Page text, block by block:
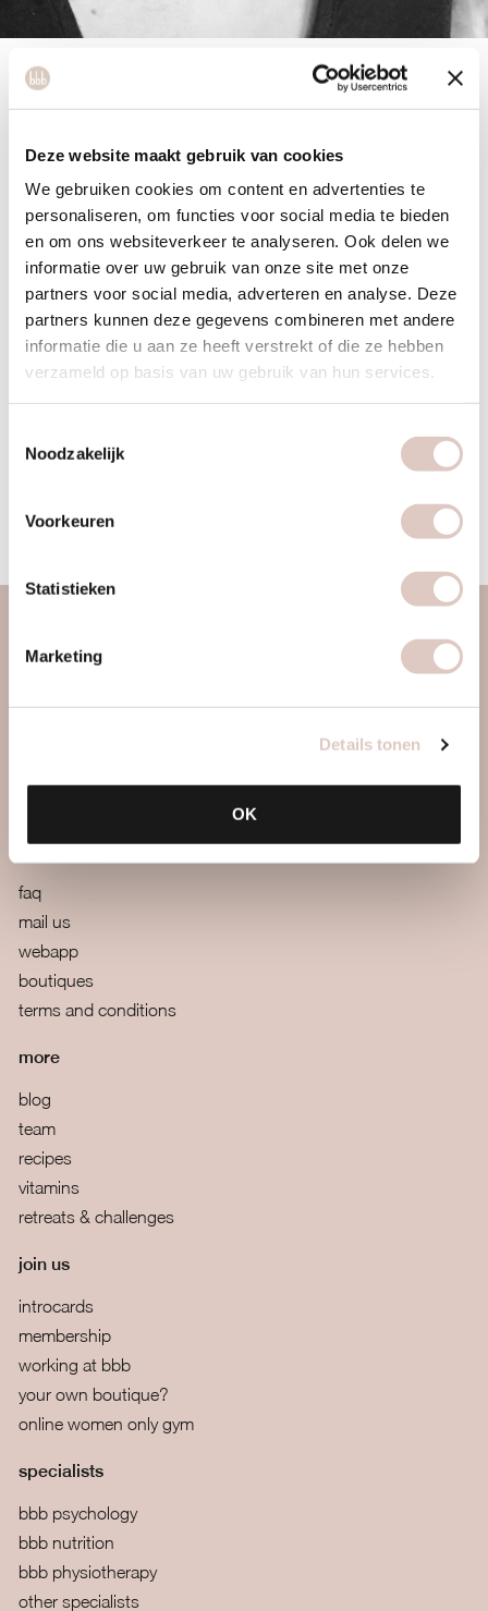
Deze website maakt gebruik van cookies
We gebruiken cookies om content en advertenties te
personaliseren, om functies voor social media te bieden
en om ons websiteverkeer te analyseren. Ook delen we
informatie over uw gebruik van onze site met onze
partners voor social media, adverteren en analyse. Deze
partners kunnen deze gegevens combineren met andere
informatie die u aan ze heeft verstrekt of die ze hebben
verzameld op basis van uw gebruik van hun services.
Noodzakelijk
Voorkeuren
Statistieken
Marketing
Details tonen
OK
Cristina
'I have been practicing yoga since I was very young, drawn
to the light and the sense of magic that my teachers brought
into my life. My journey led me to study Ayurveda. I deepened
limitations, and discover the golden compass within us that
guides us both on and off the mat. I honor your presence
and dedication, and I am grateful to share this journey with
contact
faq
mail us
webapp
boutiques
terms and conditions
more
blog
team
recipes
vitamins
retreats & challenges
join us
introcards
membership
working at bbb
your own boutique?
online women only gym
specialists
bbb psychology
bbb nutrition
bbb physiotherapy
other specialists